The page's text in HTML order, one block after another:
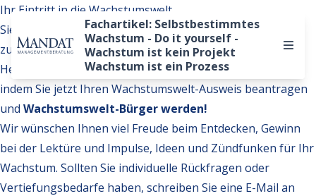
Fachartikel: Selbstbestimmtes
Wachstum - Do it yourself -
Wachstum ist kein Projekt
Wachstum ist ein Prozess
Ihr Eintritt in die Wachstumswelt
Sie möchten auf weitere Inhalte der Wachstumswelt
zugreifen?
Hervorragend. Werden Sie Teil unserer Gemeinschaft,
indem Sie jetzt Ihren Wachstumswelt-Ausweis beantragen
und Wachstumswelt-Bürger werden!
Wir wünschen Ihnen viel Freude beim Entdecken, Gewinn
bei der Lektüre und Impulse, Ideen und Zündfunken für Ihr
Wachstum. Sollten Sie individuelle Rückfragen oder
Vertiefungsbedarfe haben, schreiben Sie eine E-Mail an